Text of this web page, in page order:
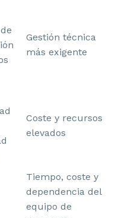
Gestión técnica
más exigente
Coste y recursos
elevados
Tiempo, coste y
dependencia del
equipo de